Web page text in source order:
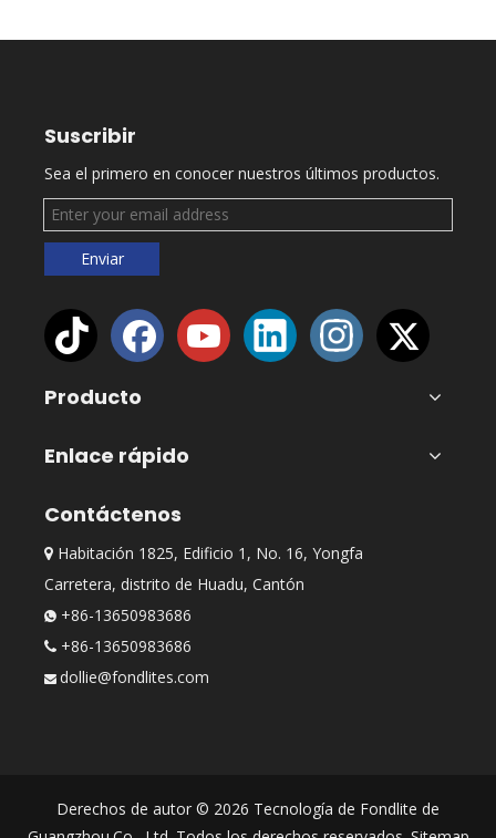
Suscribir
Sea el primero en conocer nuestros últimos productos.
Enviar
Producto
Enlace rápido
Contáctenos
 Habitación 1825, Edificio 1, No. 16, Yongfa
Carretera, distrito de Huadu, Cantón
 +86-13650983686
 +86-13650983686
 dollie@fondlites.com
Derechos de autor © 2026 Tecnología de Fondlite de